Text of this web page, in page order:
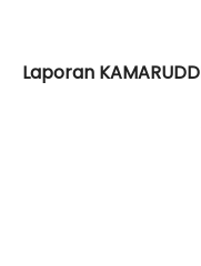
Laporan